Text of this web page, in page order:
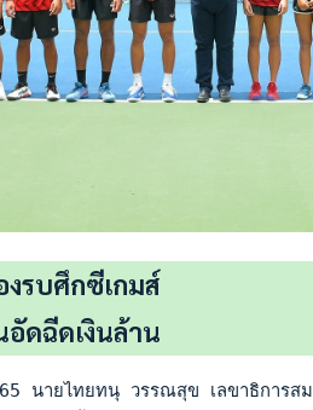
รบศึกซีเกมส์
ดฉีดเงินล้าน
นายไทยทนุ วรรณสุข เลขาธิการส